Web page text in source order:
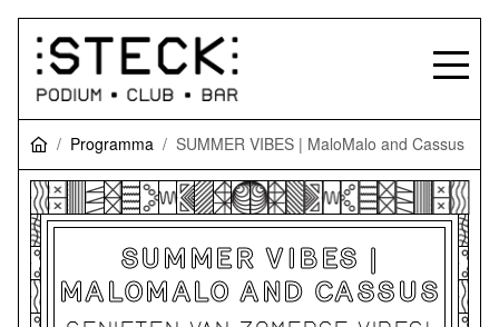
Programma SUMMER VIBES | MaloMalo and Cassus
SUMMER VIBES |
MALOMALO AND CASSUS